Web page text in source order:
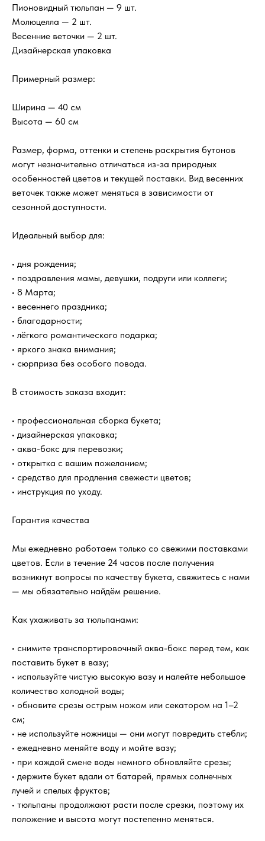
Пионовидный тюльпан — 9 шт.
Молюцелла — 2 шт.
Весенние веточки — 2 шт.
Дизайнерская упаковка
Примерный размер:
Ширина — 40 см
Высота — 60 см
Размер, форма, оттенки и степень раскрытия бутонов
могут незначительно отличаться из-за природных
особенностей цветов и текущей поставки. Вид весенних
веточек также может меняться в зависимости от
сезонной доступности.
Идеальный выбор для:
• дня рождения;
• поздравления мамы, девушки, подруги или коллеги;
• 8 Марта;
• весеннего праздника;
• благодарности;
• лёгкого романтического подарка;
• яркого знака внимания;
• сюрприза без особого повода.
В стоимость заказа входит:
• профессиональная сборка букета;
• дизайнерская упаковка;
• аква-бокс для перевозки;
• открытка с вашим пожеланием;
• средство для продления свежести цветов;
• инструкция по уходу.
Гарантия качества
Мы ежедневно работаем только со свежими поставками
цветов. Если в течение 24 часов после получения
возникнут вопросы по качеству букета, свяжитесь с нами
— мы обязательно найдём решение.
Как ухаживать за тюльпанами:
• снимите транспортировочный аква-бокс перед тем, как
поставить букет в вазу;
• используйте чистую высокую вазу и налейте небольшое
количество холодной воды;
• обновите срезы острым ножом или секатором на 1–2
см;
• не используйте ножницы — они могут повредить стебли;
• ежедневно меняйте воду и мойте вазу;
• при каждой смене воды немного обновляйте срезы;
• держите букет вдали от батарей, прямых солнечных
лучей и спелых фруктов;
• тюльпаны продолжают расти после срезки, поэтому их
положение и высота могут постепенно меняться.
FAQ ?
Часто задаваемые
Будет ли букет выглядеть как на
фотографии?
Можно ли заказать доставку к
определённому времени?
Отправляете ли вы фотографию
букета перед доставкой?
Что входит в стоимость заказа?
Можно ли заказать букет
анонимно?